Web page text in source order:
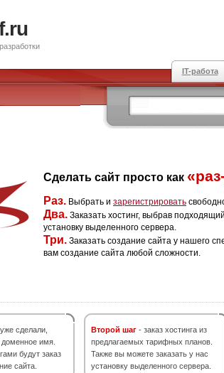
IT-работа
Сделать сайт просто как
Раз. Выбрать и зарегистрировать
Два. Заказать хостинг, выбрав
установку выделенного сервера.
Три. Заказать создание сайта у нашего
вам создание сайта любой сложности.
сделали,
доменное имя.
будут заказ
сайта.
Второй шаг - заказ хостинга из
предлагаемых тарифных планов.
Также вы можете заказать у нас
установку выделенного сервера.